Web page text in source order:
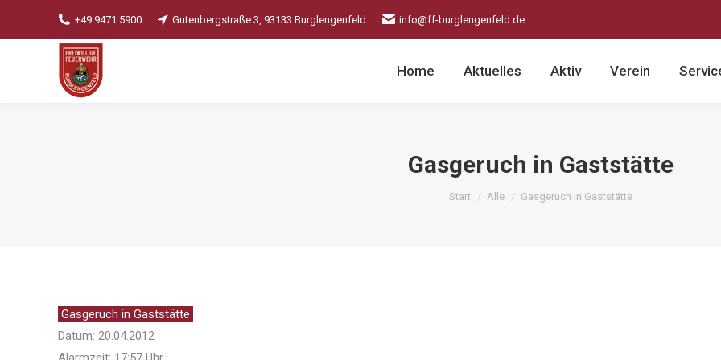
+49 9471 5900 Gutenbergstraße 3, 93133 Burglengenfeld info@ff-burglengenfeld.de
Home Aktuelles Aktiv Verein
Gasgeruch in Gaststätte
Sie befinden sich hier:
Start Alle Gasgeruch in Gaststätte
Gasgeruch in Gaststätte
Datum: 20.04.2012